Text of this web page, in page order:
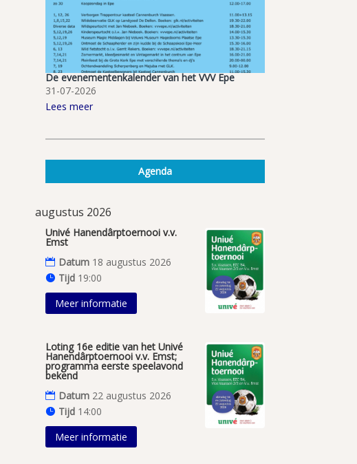
De evenementenkalender van het VVV Epe
31-07-2026
Lees meer
Agenda
augustus 2026
Univé Hanendârptoernooi v.v.
Emst
Datum 18 augustus 2026
Tijd 19:00
Meer informatie
Loting 16e editie van het Univé
Hanendârptoernooi v.v. Emst;
programma eerste speelavond
bekend
Datum 22 augustus 2026
Tijd 14:00
Meer informatie